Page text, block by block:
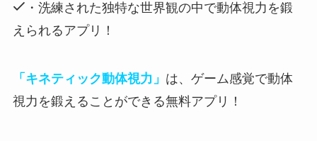
・洗練された独特な世界観の中で動体視力を鍛
えられるアプリ！
「キネティック動体視力」 は、ゲーム感覚で動体
視力を鍛えることができる無料アプリ！